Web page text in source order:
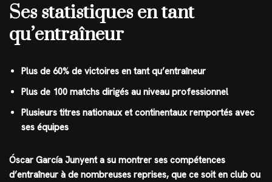
Ses statistiques en tant
qu’entraîneur
Plus de 60% de victoires en tant qu’entraîneur
Plus de 100 matchs dirigés au niveau professionnel
Plusieurs titres nationaux et continentaux remportés avec
ses équipes
Óscar García Junyent a su montrer ses compétences
d’entraîneur à de nombreuses reprises, que ce soit en club ou